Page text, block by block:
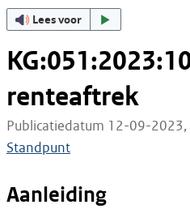
Lees voor
renteaftrek
Publicatiedatum 12-09-
Standpunt
Aanleiding